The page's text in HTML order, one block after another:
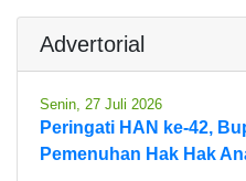
Advertorial
Senin, 27 Juli 2026
Peringati HAN ke-42,
Pemenuhan Hak Hak